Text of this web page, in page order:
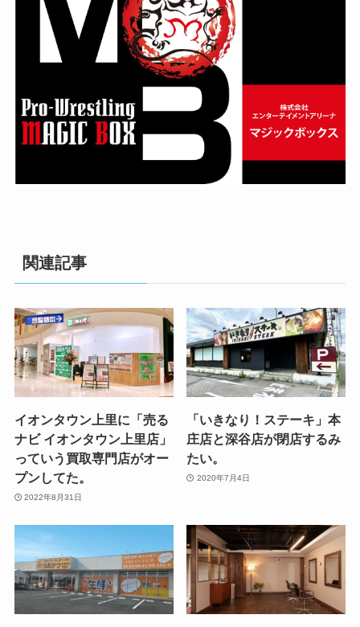
関連記事
イオンタウン上里に「売る
ナビ イオンタウン上里店」
っていう買取専門店がオー
プンしてた。
2022年8月31日
「いきなり！ステーキ」本
庄店と深谷店が閉店するみ
たい。
2020年7月4日